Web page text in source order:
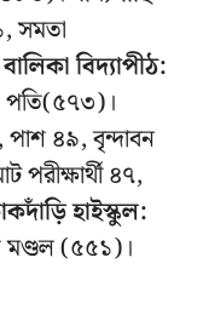
সমতা
বিদ্যাপীঠ:
পতি(৫৭৩)।
পাশ ৪৯, বৃন্দাবন
পরীক্ষার্থী ৪৭,
হাইস্কুল:
মণ্ডল (৫৫১)।